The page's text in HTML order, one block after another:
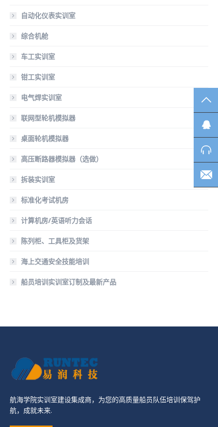
自动化仪表实训室
综合机舱
车工实训室
钳工实训室
电气焊实训室
联网型轮机模拟器
桌面轮机模拟器
高压断路器模拟器（选做）
拆装实训室
标准化考试机房
计算机房/英语听力会话
陈列柜、工具柜及货架
海上交通安全技能培训
船员培训实训室订制及最新产品
航海学院实训室建设集成商，为您的高质量船员队伍培训保驾护
航，成就未来.